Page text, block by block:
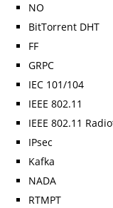
NO
BitTorrent DHT
FF
GRPC
IEC 101/104
IEEE 802.11
IEEE 802.11
IPsec
Kafka
NADA
RTMPT